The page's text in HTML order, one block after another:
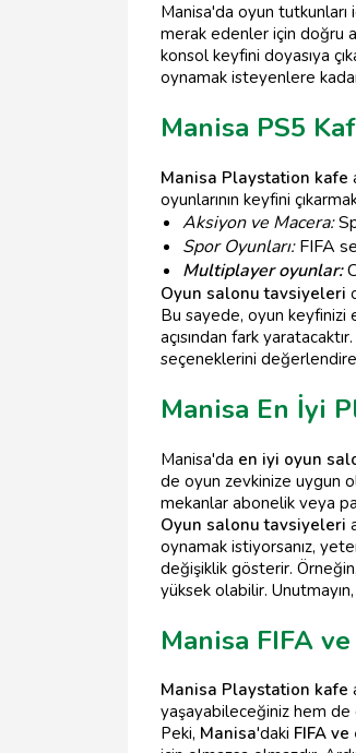
Manisa'da oyun tutkunları
merak edenler için doğru
konsol keyfini doyasıya
oynamak isteyenlere
Manisa PS5
Manisa Playstation kafe
oyunlarının keyfini
Aksiyon ve Macera:
Spor Oyunları:FIFA
Multiplayer oyunlar:
Oyun salonu tavsiyeleri
Bu sayede, oyun keyfinizi
açısından fark
seçeneklerini
Manisa En İyi
Manisa'da en iyi oyun
de oyun zevkinize uygun
mekanlar abonelik veya
Oyun salonu tavsiyeleri
oynamak istiyorsanız,
değişiklik gösterir.
yüksek olabilir. Unutmayın,
Manisa FIFA
Manisa Playstation kafe
yaşayabileceğiniz hem
Peki, Manisa'daki FIFA